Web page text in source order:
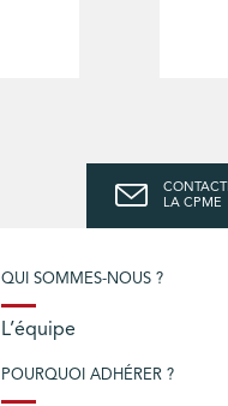
LA CPME
QUI SOMMES-NOUS ?
L’équipe
POURQUOI ADHÉRER ?